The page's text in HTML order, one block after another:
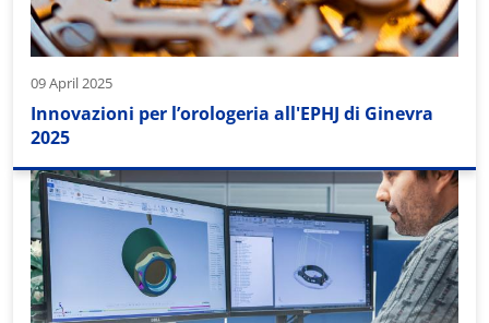
09 April 2025
Innovazioni per l’orologeria all'EPHJ di Ginevra
2025